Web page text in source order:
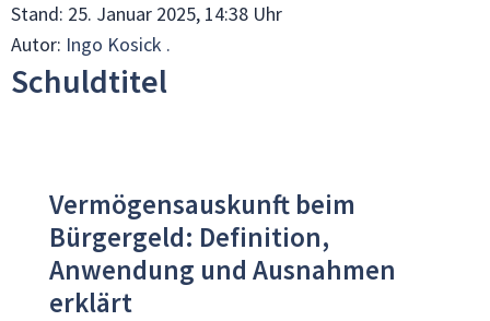
Stand: 25. Januar 2025, 14:38 Uhr
Autor: Ingo Kosick .
Schuldtitel
Vermögensauskunft beim
Bürgergeld: Definition,
Anwendung und Ausnahmen
erklärt